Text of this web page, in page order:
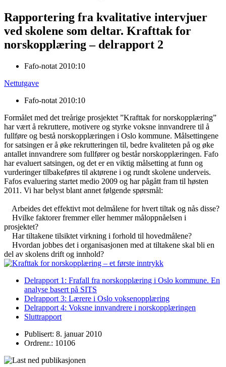
Rapportering fra kvalitative intervjuer
ved skolene som deltar. Krafttak for
norskopplæring – delrapport 2
Fafo-notat 2010:10
Nettutgave
Fafo-notat 2010:10
Formålet med det treårige prosjektet ”Krafttak for norskopplæring”
har vært å rekruttere, motivere og styrke voksne innvandrere til å
fullføre og bestå norskopplæringen i Oslo kommune. Målsettingene
for satsingen er å øke rekrutteringen til, bedre kvaliteten på og øke
antallet innvandrere som fullfører og består norskopplæringen. Fafo
har evaluert satsingen, og det er en viktig målsetting at funn og
vurderinger tilbakeføres til aktørene i og rundt skolene underveis.
Fafos evaluering startet medio 2009 og har pågått fram til høsten
2011. Vi har belyst blant annet følgende spørsmål:
Arbeides det effektivt mot delmålene for hvert tiltak og nås disse?
Hvilke faktorer fremmer eller hemmer måloppnåelsen i
prosjektet?
Har tiltakene tilsiktet virkning i forhold til hovedmålene?
Hvordan jobbes det i organisasjonen med at tiltakene skal bli en
del av skolens drift og innhold?
Delrapport 1: Frafall fra norskopplæring i Oslo kommune. En
analyse basert på SITS
Delrapport 3: Lærere i Oslo voksenopplæring
Delrapport 4: Voksne innvandrere i norskopplæringen
Sluttrapport
Publisert: 8. januar 2010
Ordrenr.: 10106